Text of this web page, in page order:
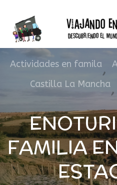
Actividades en famila,
Castilla La Mancha,
FAMILIA